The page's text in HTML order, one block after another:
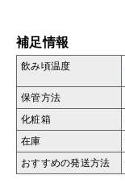
補足情報
飲み頃温度
保管方法
化粧箱
在庫
おすすめの発送方法